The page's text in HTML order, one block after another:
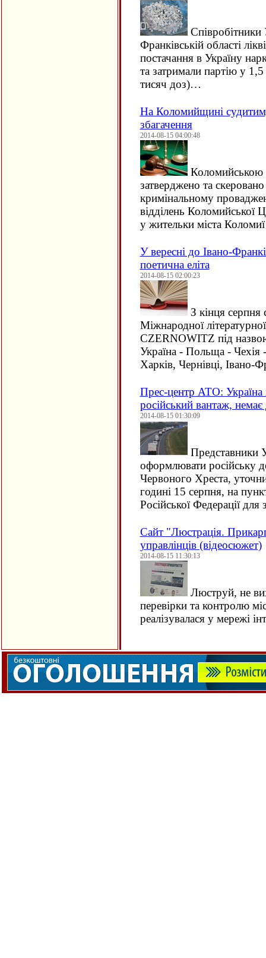
Співробітники
Франківській області
постачання в Україну
та затримали партію у
тисяч доз)…
На Коломийщині
збагачення
2014-08-15 04:00:48
Коломийською
затверджено та
кримінальному
відділень Коломийської
у жительки міста
У вересні до Івано-
поетична еліта
2014-08-15 02:00:23
З кінця серпня
Міжнародної
CZERNOWITZ під
Україна - Польща - Чехія
Харків, Чернівці, Івано-
Прес-центр АТО:
російський вантаж,
2014-08-15 01:30:09
Представники
оформлювати російську
Червоного Хреста,
годині 15 серпня, на
Російської Федерації
Сайт "Люстрація.
управлінців (відеосюжет)
2014-08-15 11:30:13
Люструй, не
перевірки та контролю
реалізувалася у мережі